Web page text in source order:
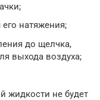
его натяжения;
до щелчка,
выхода воздуха;
жидкости не будет